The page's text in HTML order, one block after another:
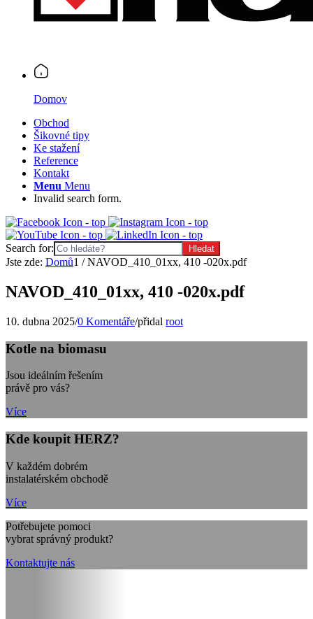
Domov
Obchod
Šikovné tipy
Ke stažení
Reference
Kontakt
Menu Menu
Invalid search form.
Search for:
Jste zde: Domů1 / NAVOD_410_01xx, 410 -020x.pdf
NAVOD_410_01xx, 410 -020x.pdf
10. dubna 2025/0 Komentáře/přidal root
Kotle na biomasu
Jsou ideálním řešením
právě pro vás?
Více
Kde koupit HERZ?
V každém dobrém
instalatérském obchodě
Více
Potřebujete pomoci
vybrat správný produkt?
Kontaktujte nás